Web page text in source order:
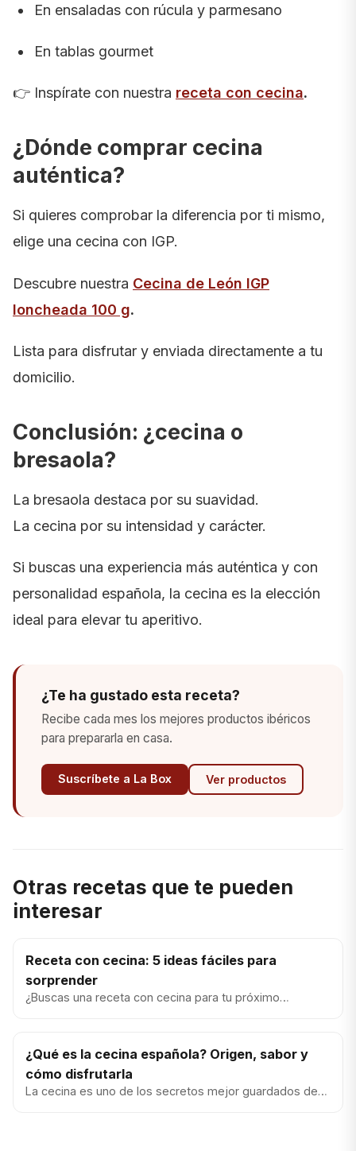
En ensaladas con rúcula y parmesano
En tablas gourmet
👉 Inspírate con nuestra receta con cecina.
¿Dónde comprar cecina
auténtica?
Si quieres comprobar la diferencia por ti mismo,
elige una cecina con IGP.
Descubre nuestra Cecina de León IGP
loncheada 100 g.
Lista para disfrutar y enviada directamente a tu
domicilio.
Conclusión: ¿cecina o
bresaola?
La bresaola destaca por su suavidad.
La cecina por su intensidad y carácter.
Si buscas una experiencia más auténtica y con
personalidad española, la cecina es la elección
ideal para elevar tu aperitivo.
¿Te ha gustado esta receta?
Recibe cada mes los mejores productos ibéricos
para prepararla en casa.
Suscríbete a La Box Ver productos
Otras recetas que te pueden
interesar
Receta con cecina: 5 ideas fáciles para
sorprender
¿Buscas una receta con cecina para tu próximo
¿Qué es la cecina española? Origen, sabor y
cómo disfrutarla
La cecina es uno de los secretos mejor guardados de la